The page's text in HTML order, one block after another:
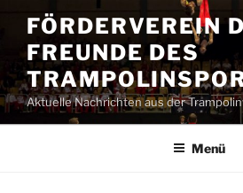
Inhalt
springen
FÖRDERVEREIN
FREUNDE DES
Aktuelle Nachrichten aus der
Menü